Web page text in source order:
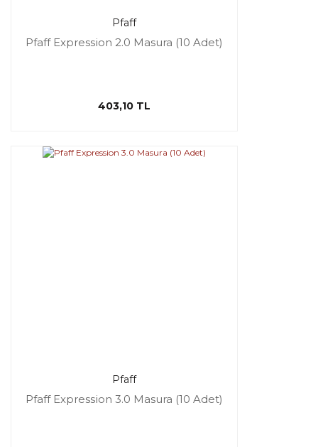
Pfaff
Pfaff Expression 2.0 Masura (10 Adet)
403,10 TL
Pfaff
Pfaff Expression 3.0 Masura (10 Adet)